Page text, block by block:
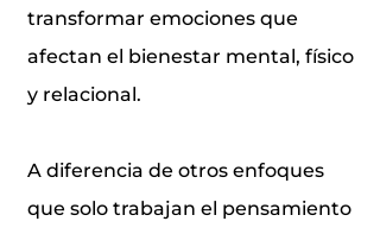
transformar emociones que
afectan el bienestar mental, físico
y relacional.
A diferencia de otros enfoques
que solo trabajan el pensamiento